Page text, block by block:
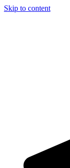
Skip to content